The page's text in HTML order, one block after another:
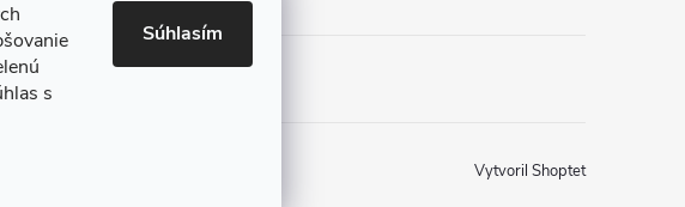
s
Súhlasím
Vytvoril Shoptet